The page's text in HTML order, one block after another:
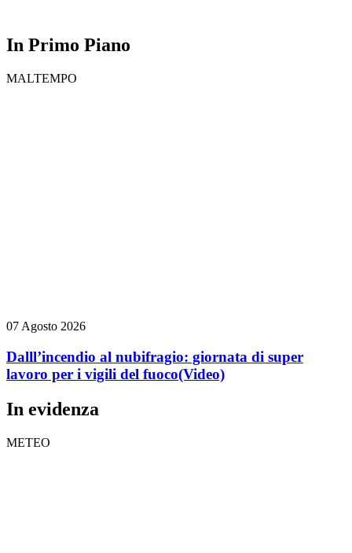
In Primo Piano
MALTEMPO
07 Agosto 2026
Dalll’incendio al nubifragio: giornata di super
lavoro per i vigili del fuoco(Video)
In evidenza
METEO